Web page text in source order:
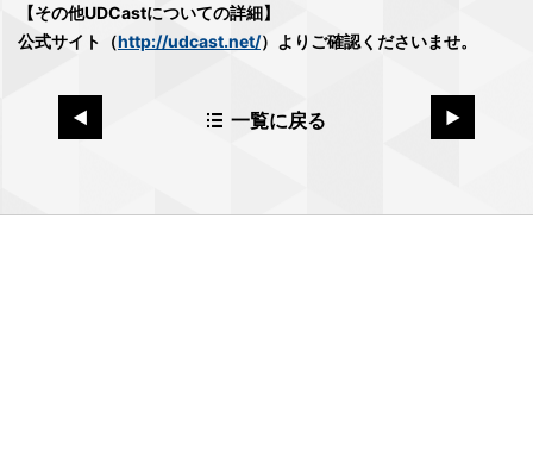
【その他UDCastについての詳細】
公式サイト（http://udcast.net/）よりご確認くださいませ。
一覧に戻る